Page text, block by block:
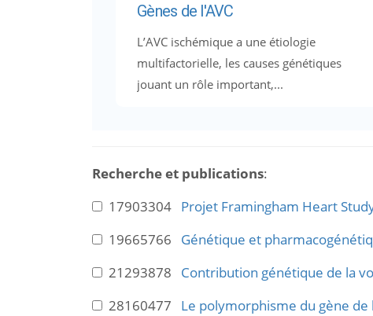
Gènes de l'AVC
L’AVC ischémique a une étiologie
multifactorielle, les causes génétiques
jouant un rôle important,...
Recherche et publications:
17903304 Projet Framingham Heart
19665766 Génétique et
21293878 Contribution génétique de la
28160477 Le polymorphisme du gène de